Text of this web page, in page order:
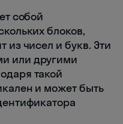
собой
блоков,
из чисел и букв. Эти
или другими
такой
и может быть